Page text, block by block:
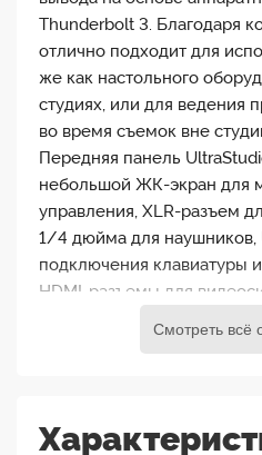
Thunderbolt 3. Благодаря
отлично подходит для
же как настольного
студиях, или для ведения
во время съемок вне
Передняя панель
небольшой ЖК-экран для
управления, XLR-разъем
1/4 дюйма для наушников,
подключения клавиатуры
HDMI-разъемы для
Смотреть всё